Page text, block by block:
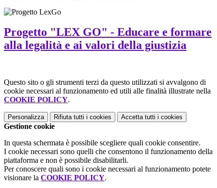
Progetto "LEX GO" - Educare e formare
alla legalità e ai valori della giustizia
Questo sito o gli strumenti terzi da questo utilizzati si avvalgono di
cookie necessari al funzionamento ed utili alle finalità illustrate nella
COOKIE POLICY.
Personalizza Rifiuta tutti i cookies Accetta tutti i cookies
Gestione cookie
In questa schermata è possibile scegliere quali cookie consentire.
I cookie necessari sono quelli che consentono il funzionamento della
piattaforma e non è possibile disabilitarli.
Per conoscere quali sono i cookie necessari al funzionamento potete
visionare la COOKIE POLICY.